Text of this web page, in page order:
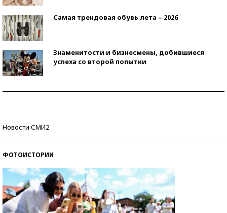
Самая трендовая обувь лета – 2026
Знаменитости и бизнесмены, добившиеся
успеха со второй попытки
Новости СМИ2
ФОТОИСТОРИИ